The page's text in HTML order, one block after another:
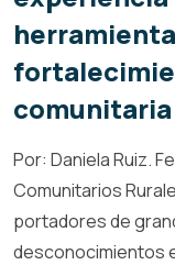
comunitaria
Por: Daniela Ruiz.
Comunitarios
portadores de
desconocimientos